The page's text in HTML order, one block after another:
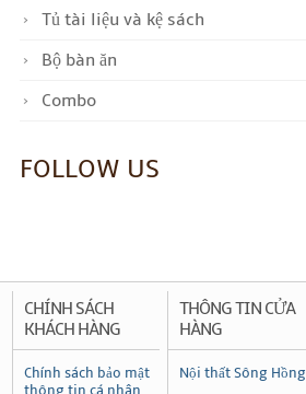
Tủ tài liệu và kệ sách
Bộ bàn ăn
Combo
FOLLOW US
CHÍNH SÁCH
KHÁCH HÀNG
Chính sách bảo mật
THÔNG TIN CỬA
HÀNG
Nội thất Sông Hồng